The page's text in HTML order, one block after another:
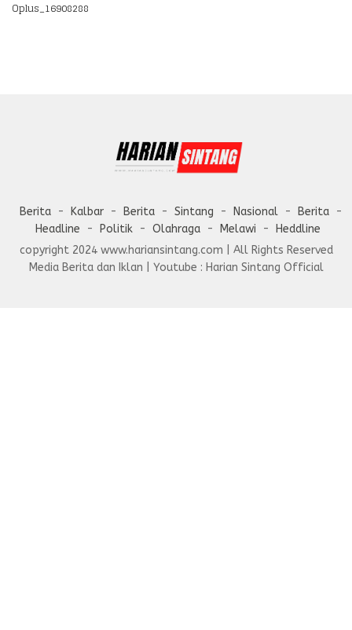
Oplus_16908288
Berita Kalbar Berita Sintang Nasional
Berita
Headline
Politik Olahraga Melawi
Heddline
copyright 2024 www.hariansintang.com | All Rights Reserved
Media Berita dan Iklan | Youtube : Harian Sintang Official